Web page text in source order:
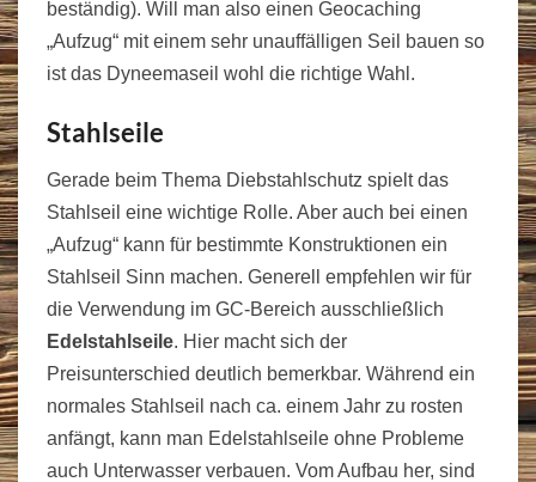
beständig). Will man also einen Geocaching
„Aufzug“ mit einem sehr unauffälligen Seil bauen so
ist das Dyneemaseil wohl die richtige Wahl.
Stahlseile
Gerade beim Thema Diebstahlschutz spielt das
Stahlseil eine wichtige Rolle. Aber auch bei einen
„Aufzug“ kann für bestimmte Konstruktionen ein
Stahlseil Sinn machen. Generell empfehlen wir für
die Verwendung im GC-Bereich ausschließlich
Edelstahlseile. Hier macht sich der
Preisunterschied deutlich bemerkbar. Während ein
normales Stahlseil nach ca. einem Jahr zu rosten
anfängt, kann man Edelstahlseile ohne Probleme
auch Unterwasser verbauen. Vom Aufbau her, sind